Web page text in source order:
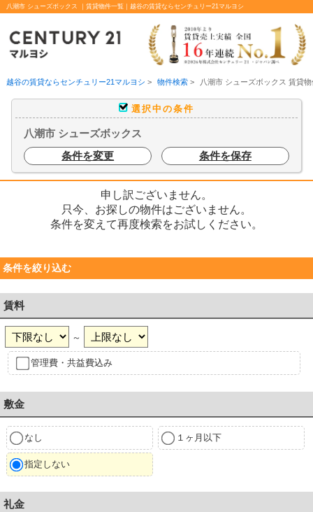
八潮市 シューズボックス ｜賃貸物件一覧｜越谷の賃貸ならセンチュリー21マルヨシ
越谷の賃貸ならセンチュリー21マルヨシ > 物件検索> 八潮市 シューズボックス 賃貸
選択中の条件
八潮市 シューズボックス
条件を変更
条件を保存
申し訳ございません。
只今、お探しの物件はございません。
条件を変えて再度検索をお試しください。
条件を絞り込む
賃料
～
管理費・共益費込み
敷金
なし １ヶ月以下
指定しない
礼金